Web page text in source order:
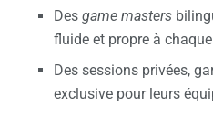
Desgame masters
fluide et propre à
Des sessions privées,
exclusive pour leurs